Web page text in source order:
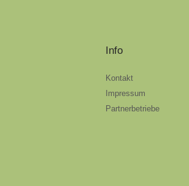
Info
Kontakt
Impressum
Partnerbetriebe